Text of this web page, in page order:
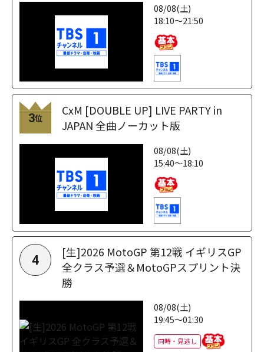
08/08(土)
18:10～21:50
3位
CxM [DOUBLE UP] LIVE PARTY in
JAPAN 全曲ノーカット版
08/08(土)
15:40～18:10
4
[生]2026 MotoGP 第12戦 イギリスGP
全クラス予選＆MotoGPスプリント決
勝
08/08(土)
19:45～01:30
同時・見逃し